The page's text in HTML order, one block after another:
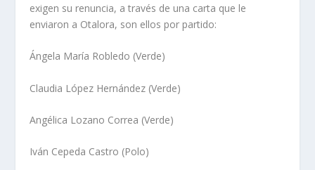
exigen su renuncia, a través de una carta que le
enviaron a Otalora, son ellos por partido:
Ángela María Robledo (Verde)
Claudia López Hernández (Verde)
Angélica Lozano Correa (Verde)
Iván Cepeda Castro (Polo)